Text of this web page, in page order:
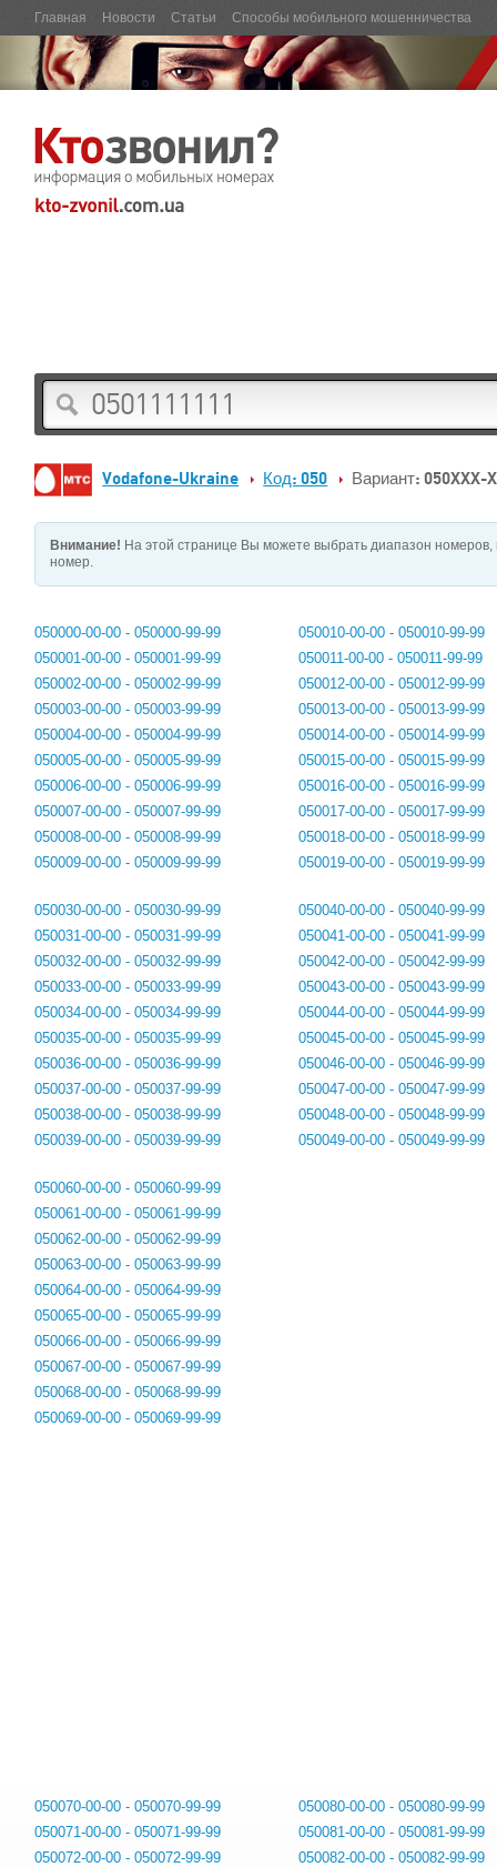
Главная Новости Статьи Способы мобильного мошенничества
Vodafone-Ukraine Код: 050 Вариант: 050XXX-
Внимание! На этой странице Вы можете выбрать диапазон
номер.
050000-00-00 - 050000-99-99
050001-00-00 - 050001-99-99
050002-00-00 - 050002-99-99
050003-00-00 - 050003-99-99
050004-00-00 - 050004-99-99
050005-00-00 - 050005-99-99
050006-00-00 - 050006-99-99
050007-00-00 - 050007-99-99
050008-00-00 - 050008-99-99
050009-00-00 - 050009-99-99
050010-00-00 - 050010-99-99
050011-00-00 - 050011-99-99
050012-00-00 - 050012-99-99
050013-00-00 - 050013-99-99
050014-00-00 - 050014-99-99
050015-00-00 - 050015-99-99
050016-00-00 - 050016-99-99
050017-00-00 - 050017-99-99
050018-00-00 - 050018-99-99
050019-00-00 - 050019-99-99
050030-00-00 - 050030-99-99
050031-00-00 - 050031-99-99
050032-00-00 - 050032-99-99
050033-00-00 - 050033-99-99
050034-00-00 - 050034-99-99
050035-00-00 - 050035-99-99
050036-00-00 - 050036-99-99
050037-00-00 - 050037-99-99
050038-00-00 - 050038-99-99
050039-00-00 - 050039-99-99
050040-00-00 - 050040-99-99
050041-00-00 - 050041-99-99
050042-00-00 - 050042-99-99
050043-00-00 - 050043-99-99
050044-00-00 - 050044-99-99
050045-00-00 - 050045-99-99
050046-00-00 - 050046-99-99
050047-00-00 - 050047-99-99
050048-00-00 - 050048-99-99
050049-00-00 - 050049-99-99
050060-00-00 - 050060-99-99
050061-00-00 - 050061-99-99
050062-00-00 - 050062-99-99
050063-00-00 - 050063-99-99
050064-00-00 - 050064-99-99
050065-00-00 - 050065-99-99
050066-00-00 - 050066-99-99
050067-00-00 - 050067-99-99
050068-00-00 - 050068-99-99
050069-00-00 - 050069-99-99
050070-00-00 - 050070-99-99
050071-00-00 - 050071-99-99
050072-00-00 - 050072-99-99
050080-00-00 - 050080-99-99
050081-00-00 - 050081-99-99
050082-00-00 - 050082-99-99